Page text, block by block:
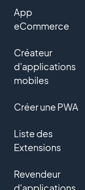
App
eCommerce
Créateur
d'applications
mobiles
Créer une PWA
Liste des
Extensions
Revendeur